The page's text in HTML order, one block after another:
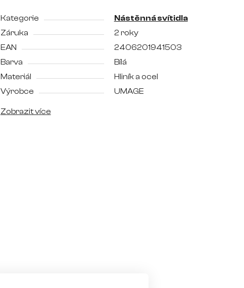
Kategorie
Nástěnná svítidla
Záruka
2 roky
EAN
2406201941503
Barva
Bílá
Materiál
Hliník a ocel
Výrobce
UMAGE
Zobrazit více